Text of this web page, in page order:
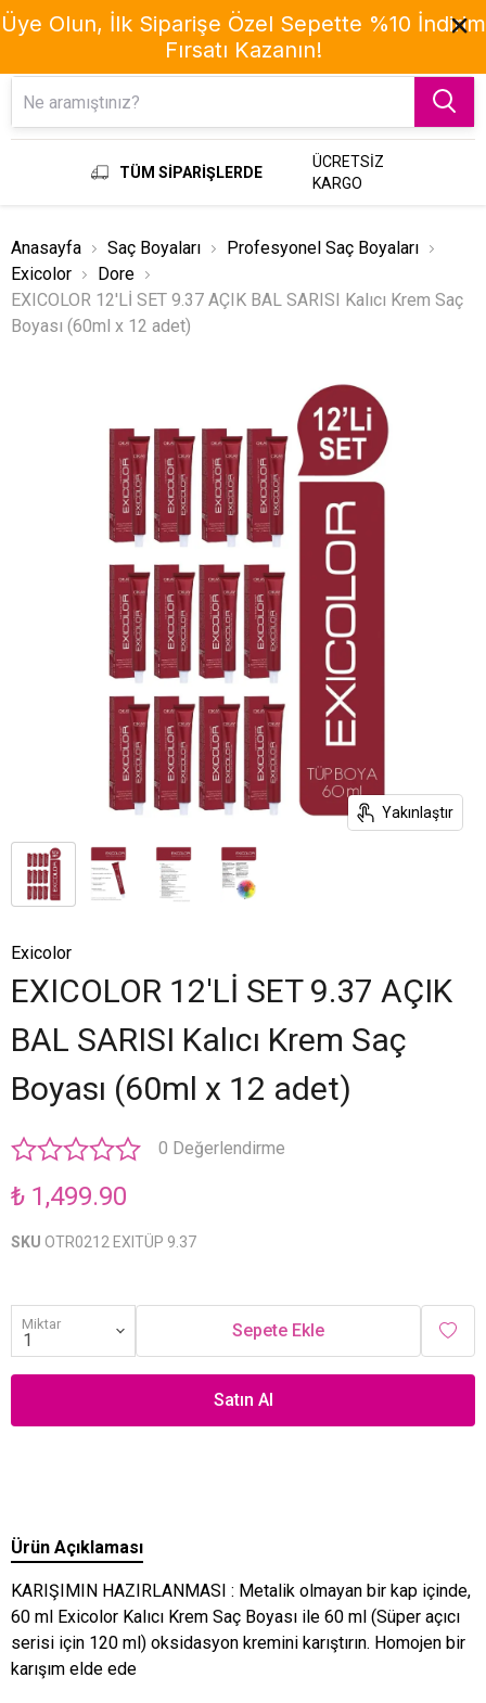
TÜM SİPARİŞLERDE
ÜCRETSİZ
KARGO
Anasayfa Saç Boyaları
Profesyonel Saç Boyaları
Exicolor
Dore
EXICOLOR 12'Lİ SET 9.37 AÇIK BAL SARISI Kalıcı Krem Saç
Boyası (60ml x 12 adet)
Yakınlaştır
Exicolor
EXICOLOR 12'Lİ SET 9.37 AÇIK
BAL SARISI Kalıcı Krem Saç
Boyası (60ml x 12 adet)
0 Değerlendirme
₺ 1,499.90
SKU OTR0212 EXITÜP 9.37
Miktar Sepete Ekle
Satın Al
Ürün Açıklaması
KARIŞIMIN HAZIRLANMASI : Metalik olmayan bir kap içinde,
60 ml Exicolor Kalıcı Krem Saç Boyası ile 60 ml (Süper açıcı
serisi için 120 ml) oksidasyon kremini karıştırın. Homojen bir
karışım elde ede
Üye Olun, İlk Siparişe Özel Sepette %10 İndirim
Fırsatı Kazanın!